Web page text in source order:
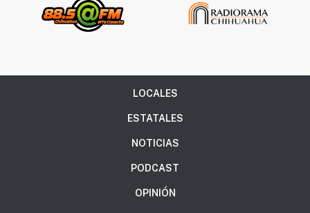
LOCALES
ESTATALES
NOTICIAS
PODCAST
OPINIÓN